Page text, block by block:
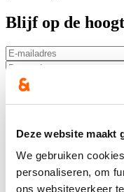
Deze website maakt
We gebruiken
personaliseren, om
ons websiteverkeer
Blijf op de
Ja, ik wens op de hoogte
om de